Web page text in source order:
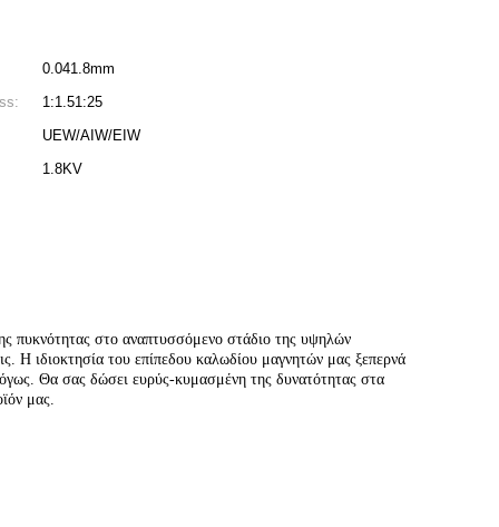
0.041.8mm
1:1.51:25
UEW/AIW/EIW
1.8KV
πυκνότητας στο αναπτυσσόμενο στάδιο της υψηλών
Η ιδιοκτησία του επίπεδου καλωδίου μαγνητών μας ξεπερνά
Θα σας δώσει ευρύς-κυμασμένη της δυνατότητας στα
μας.